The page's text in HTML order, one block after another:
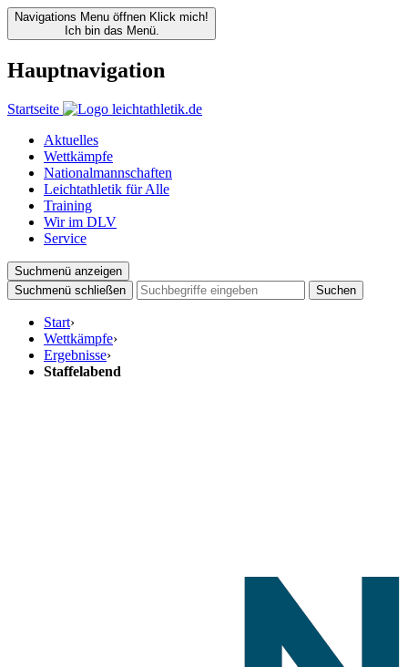
Navigations Menu öffnen Klick mich!
Ich bin das Menü.
Hauptnavigation
Startseite
Aktuelles
Wettkämpfe
Nationalmannschaften
Leichtathletik für Alle
Training
Wir im DLV
Service
Suchmenü anzeigen
Suchmenü schließen
Suchen
Start›
Wettkämpfe›
Ergebnisse›
Staffelabend